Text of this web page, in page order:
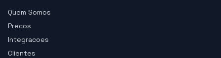
Quem Somos
Precos
Integracoes
Clientes